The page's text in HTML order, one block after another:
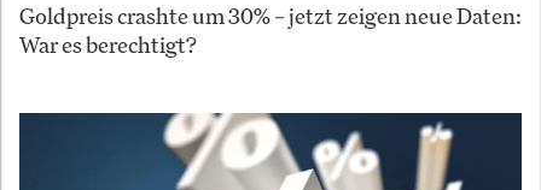
Goldpreis crashte um 30% – jetzt zeigen neue Daten:
War es berechtigt?